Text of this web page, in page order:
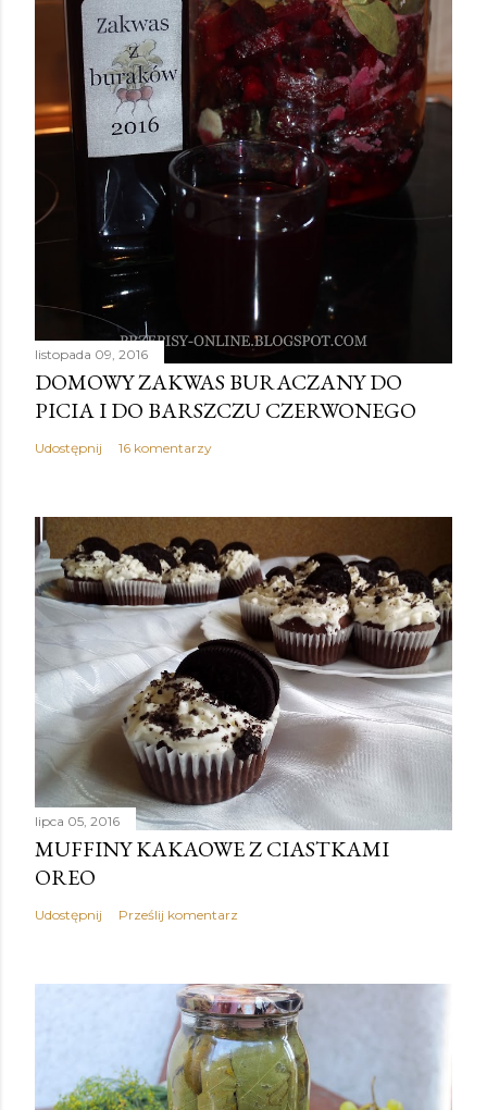
listopada 09, 2016
DOMOWY ZAKWAS BURACZANY DO
PICIA I DO BARSZCZU CZERWONEGO
Udostępnij 16 komentarzy
lipca 05, 2016
MUFFINY KAKAOWE Z CIASTKAMI
OREO
Udostępnij Prześlij komentarz